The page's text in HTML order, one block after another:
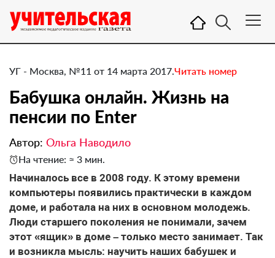
УГ - Москва, №11 от 14 марта 2017.Читать номер
Бабушка онлайн. Жизнь на
пенсии по Enter
Автор: Ольга Наводило
На чтение: ≈ 3 мин.
​Начиналось все в 2008 году. К этому времени
компьютеры появились практически в каждом
доме, и работала на них в основном молодежь.
Люди старшего поколения не понимали, зачем
этот «ящик» в доме – только место занимает. Так
и возникла мысль: научить наших бабушек и